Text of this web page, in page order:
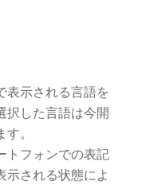
示される言語を
択した言語は今開
。
トフォンでの表記
示される状態によ